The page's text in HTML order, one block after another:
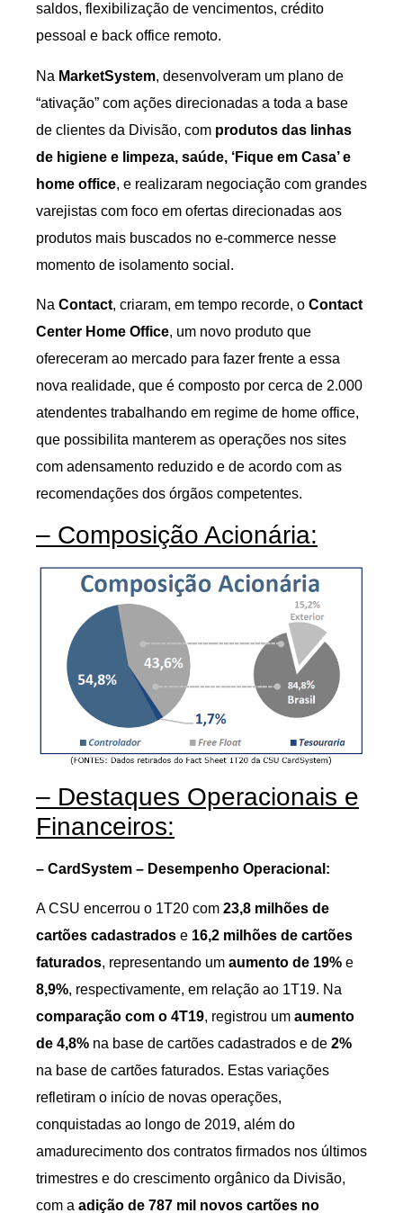
saldos, flexibilização de vencimentos, crédito
pessoal e back office remoto.
Na MarketSystem, desenvolveram um plano de
“ativação” com ações direcionadas a toda a base
de clientes da Divisão, com produtos das linhas
de higiene e limpeza, saúde, ‘Fique em Casa’ e
home office, e realizaram negociação com grandes
varejistas com foco em ofertas direcionadas aos
produtos mais buscados no e-commerce nesse
momento de isolamento social.
Na Contact, criaram, em tempo recorde, o Contact
Center Home Office, um novo produto que
ofereceram ao mercado para fazer frente a essa
nova realidade, que é composto por cerca de 2.000
atendentes trabalhando em regime de home office,
que possibilita manterem as operações nos sites
com adensamento reduzido e de acordo com as
recomendações dos órgãos competentes.
– Composição Acionária:
– Destaques Operacionais e
Financeiros:
– CardSystem – Desempenho Operacional:
A CSU encerrou o 1T20 com 23,8 milhões de
cartões cadastrados e 16,2 milhões de cartões
faturados, representando um aumento de 19% e
8,9%, respectivamente, em relação ao 1T19. Na
comparação com o 4T19, registrou um aumento
de 4,8% na base de cartões cadastrados e de 2%
na base de cartões faturados. Estas variações
refletiram o início de novas operações,
conquistadas ao longo de 2019, além do
amadurecimento dos contratos firmados nos últimos
trimestres e do crescimento orgânico da Divisão,
com a adição de 787 mil novos cartões no